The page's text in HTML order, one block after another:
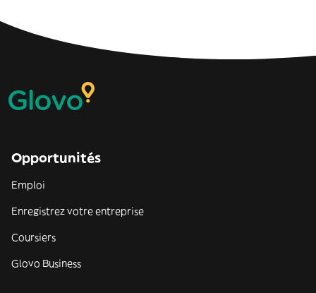
Opportunités
Emploi
Enregistrez votre entreprise
Coursiers
Glovo Business